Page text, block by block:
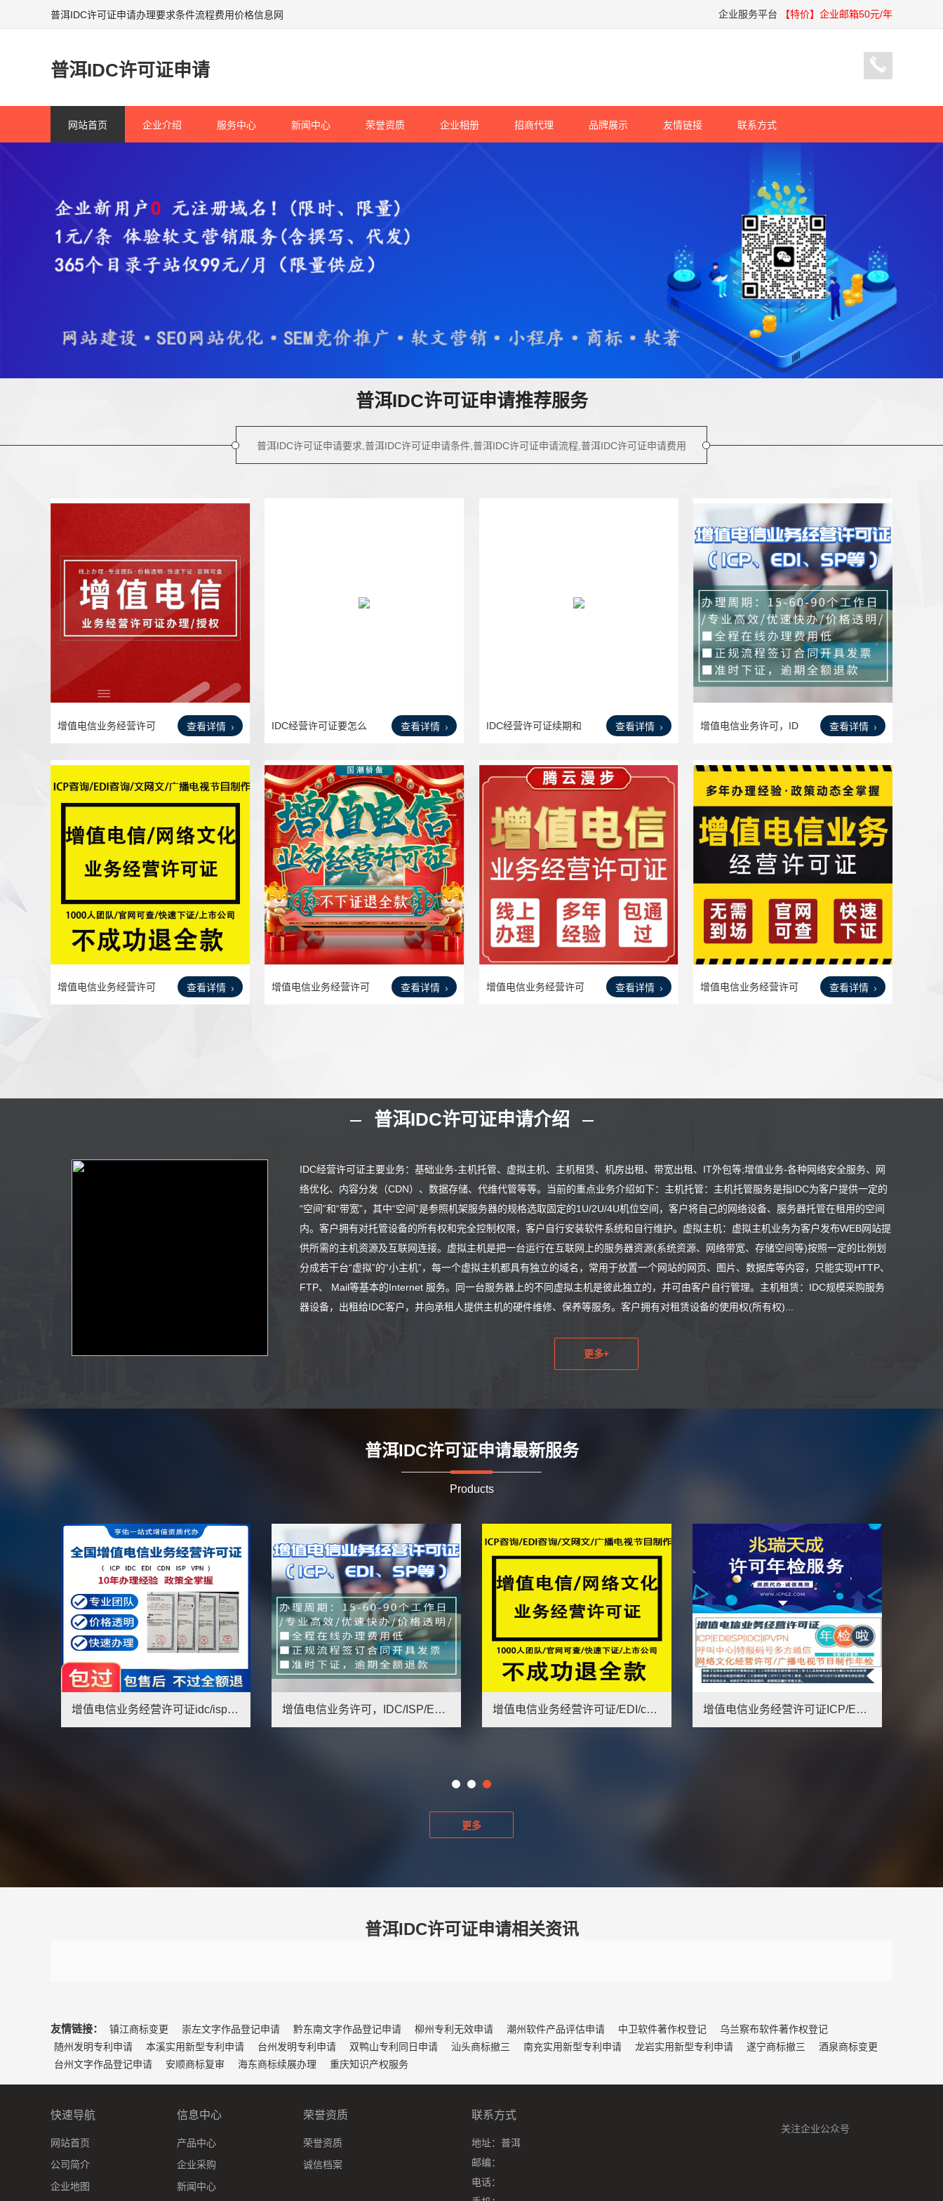
普洱IDC许可证申请办理要求条件流程费用价格信息网 企业服务平台 【特价】企业邮箱50元/年
普洱IDC许可证申请
网站首页 企业介绍 服务中心 新闻中心 荣誉资质 企业相册 招商代理 品牌展示 友情链接 联系方式
普洱IDC许可证申请推荐服务
普洱IDC许可证申请要求,普洱IDC许可证申请条件,普洱IDC许可证申请流程,普洱IDC许可证申请费用
查看详情
增值电信业务经营许可
查看详情
IDC经营许可证要怎么
查看详情
IDC经营许可证续期和
查看详情
增值电信业务许可，ID
查看详情
增值电信业务经营许可
证/E
查看详情
增值电信业务经营许可
查看详情
增值电信业务经营许可
查看详情
增值电信业务经营许可
普洱IDC许可证申请介绍
IDC经营许可证主要业务：基础业务-主机托管、虚拟主机、主机租赁、机房出租、带宽出租、IT外包等;增值业务-各种网络安全服务、网
络优化、内容分发（CDN）、数据存储、代维代管等等。当前的重点业务介绍如下：主机托管：主机托管服务是指IDC为客户提供一定的
“空间”和“带宽”，其中“空间”是参照机架服务器的规格选取固定的1U/2U/4U机位空间，客户将自己的网络设备、服务器托管在租用的空间
内。客户拥有对托管设备的所有权和完全控制权限，客户自行安装软件系统和自行维护。虚拟主机：虚拟主机业务为客户发布WEB网站提
供所需的主机资源及互联网连接。虚拟主机是把一台运行在互联网上的服务器资源(系统资源、网络带宽、存储空间等)按照一定的比例划
分成若干台“虚拟”的“小主机”，每一个虚拟主机都具有独立的域名，常用于放置一个网站的网页、图片、数据库等内容，只能实现HTTP、
FTP、 Mail等基本的Internet 服务。同一台服务器上的不同虚拟主机是彼此独立的，并可由客户自行管理。主机租赁：IDC规模采购服务
器设备，出租给IDC客户，并向承租人提供主机的硬件维修、保养等服务。客户拥有对租赁设备的使用权(所有权)...
更多+
普洱IDC许可证申请最新服务
Products
增值电信业务许可，IDC/ISP/EDI/增值电信业务许可证办理 增值电信业务经营许可证/EDI/cdn/idc广播电视节目制作经营许可证 增值电信业务经营许可证ICP/EDI/ISP/IDC年检年审年报 全国增值电信业务许可证EDIidccdn网络文化经营文网文包通过
更多
普洱IDC许可证申请相关资讯
友情链接： 镇江商标变更 崇左文字作品登记申请 黔东南文字作品登记申请 柳州专利无效申请 潮州软件产品评估申请 中卫软件著作权登记
乌兰察布软件著作权登记
随州发明专利申请
本溪实用新型专利申请 台州发明专利申请 双鸭山专利同日申请 汕头商标撤三 南充实用新型专利申请 龙岩实用新型专利申请 遂宁商标撤三
酒泉商标变更
台州文字作品登记申请
安顺商标复审 海东商标续展办理 重庆知识产权服务
快速导航
网站首页
公司简介
企业地图
信息中心
产品中心
企业采购
新闻中心
荣誉资质
荣誉资质
诚信档案
联系方式
地址： 普洱
邮编：
电话：
关注企业公众号